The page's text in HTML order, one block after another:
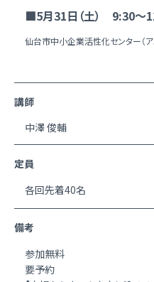
■5月31日（土） 9:30～
仙台市中小企業活性化センター（ア
講師
中澤 俊輔
定員
各回先着40名
備考
参加無料
要予約